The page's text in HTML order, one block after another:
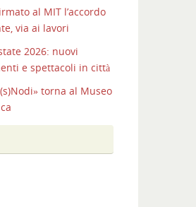
al MIT l’accordo
via ai lavori
2026: nuovi
e spettacoli in città
torna al Museo